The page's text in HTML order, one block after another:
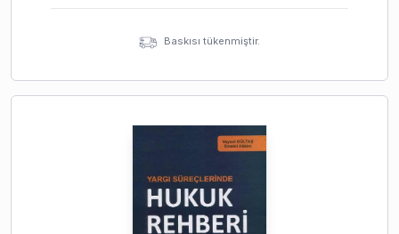
Baskısı tükenmiştir.